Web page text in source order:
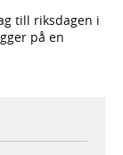
till riksdagen i
på en